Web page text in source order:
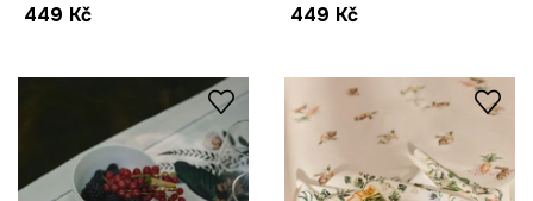
449 Kč
449 Kč